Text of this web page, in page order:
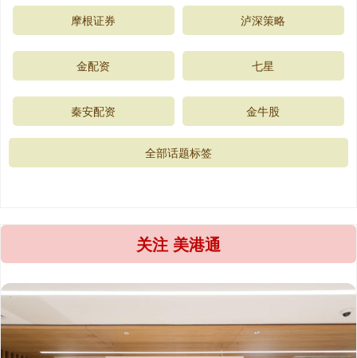
摩根证券 泸深策略
金配资 七星
秦安配资 金牛股
全部话题标签
关注 美港通